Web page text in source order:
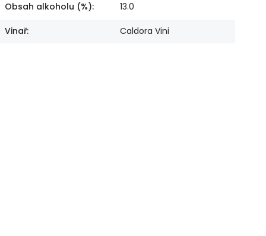
Obsah alkoholu (%): 13.0
Vinař: Caldora Vini